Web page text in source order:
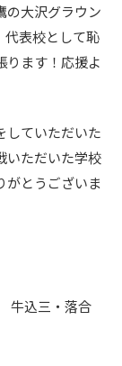
の大沢グラウン
代表校として恥
ります！応援よ
していただいた
いただいた学校
がとうございま
込三・落合